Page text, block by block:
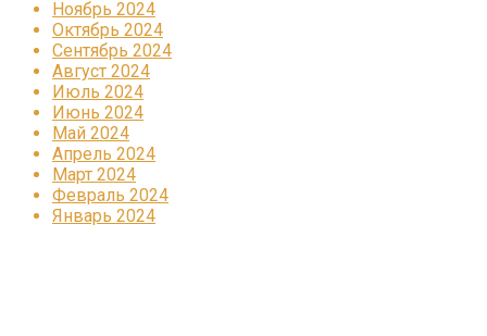
Ноябрь 2024
Октябрь 2024
Сентябрь 2024
Август 2024
Июль 2024
Июнь 2024
Май 2024
Апрель 2024
Март 2024
Февраль 2024
Январь 2024